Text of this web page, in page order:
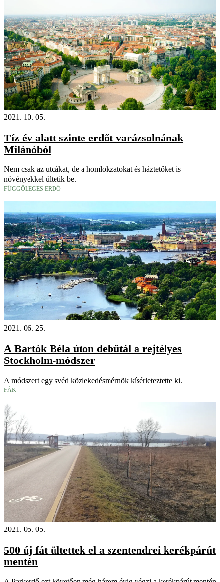
2021. 10. 05.
Tíz év alatt szinte erdőt varázsolnának
Milánóból
Nem csak az utcákat, de a homlokzatokat és háztetőket is
növényekkel ültetik be.
FÜGGŐLEGES ERDŐ
2021. 06. 25.
A Bartók Béla úton debütál a rejtélyes
Stockholm-módszer
A módszert egy svéd közlekedésmérnök kísérleteztette ki.
FÁK
2021. 05. 05.
500 új fát ültettek el a szentendrei kerékpárút
mentén